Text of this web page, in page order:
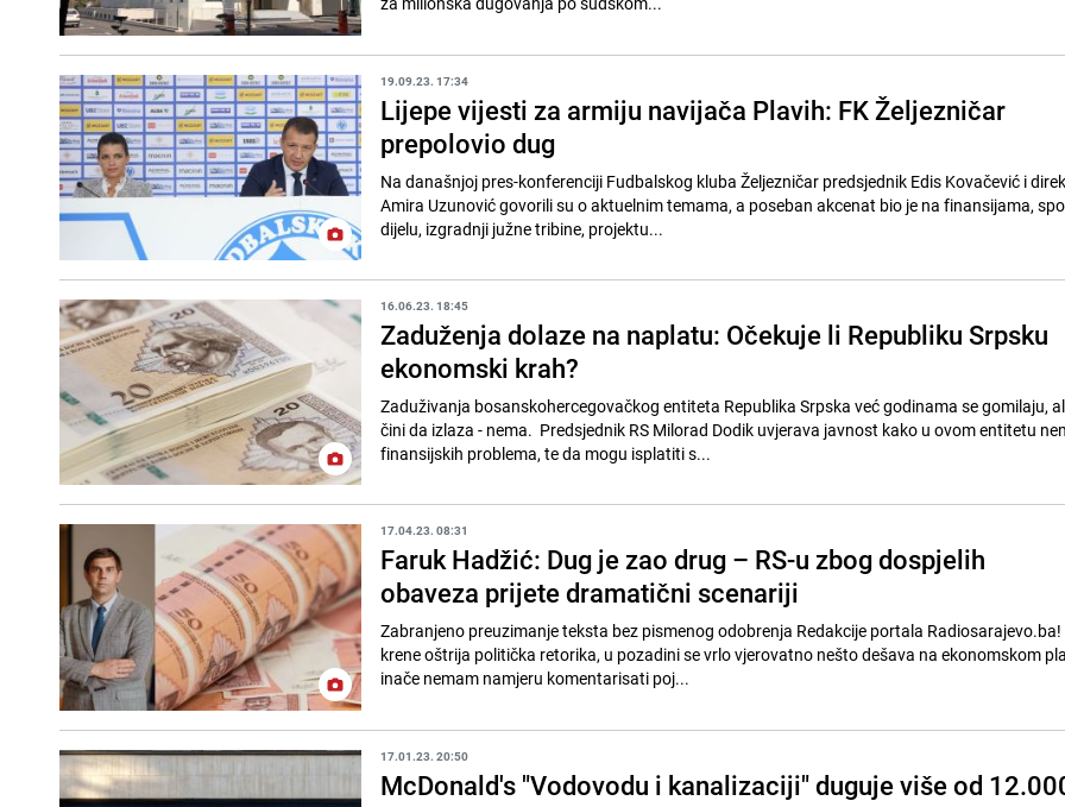
19.09.23. 17:34
Lijepe vijesti za armiju navijača Plavih: FK Željezničar
prepolovio dug
Na današnjoj pres-konferenciji Fudbalskog kluba Željezničar predsjednik Edis Kovačević i
Amira Uzunović govorili su o aktuelnim temama, a poseban akcenat bio je na finansijama,
dijelu, izgradnji južne tribine, projektu...
16.06.23. 18:45
Zaduženja dolaze na naplatu: Očekuje li Republiku Srpsku
ekonomski krah?
Zaduživanja bosanskohercegovačkog entiteta Republika Srpska već godinama se gomilaju,
čini da izlaza - nema. Predsjednik RS Milorad Dodik uvjerava javnost kako u ovom entitetu
finansijskih problema, te da mogu isplatiti s...
17.04.23. 08:31
Faruk Hadžić: Dug je zao drug – RS-u zbog dospjelih
obaveza prijete dramatični scenariji
Zabranjeno preuzimanje teksta bez pismenog odobrenja Redakcije portala
krene oštrija politička retorika, u pozadini se vrlo vjerovatno nešto dešava na ekonomskom
inače nemam namjeru komentarisati poj...
17.01.23. 20:50
McDonald's "Vodovodu i kanalizaciji" duguje više od